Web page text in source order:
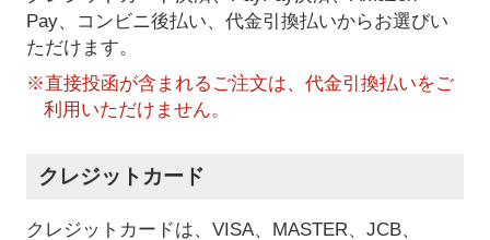
Pay、コンビニ後払い、代金引換払いからお選びい
ただけます。
※直接投函が含まれるご注文は、代金引換払いをご
利用いただけません。
クレジットカード
クレジットカードは、VISA、MASTER、JCB、